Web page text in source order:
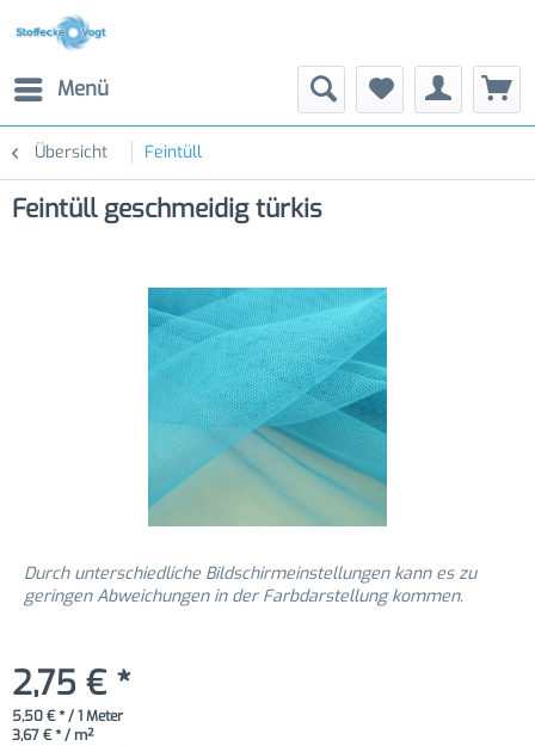
Menü
Übersicht Feintüll
Feintüll geschmeidig türkis
Durch unterschiedliche Bildschirmeinstellungen kann es zu
geringen Abweichungen in der Farbdarstellung kommen.
2,75 € *
5,50 € * / 1 Meter
3,67 € * / m²